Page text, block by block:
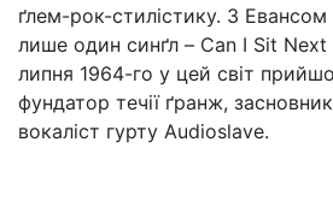
ґлем-рок-стилістику. З
лише один синґл – Can I Sit Next
липня 1964-го у цей світ
фундатор течії ґранж,
вокаліст гурту Audioslave.